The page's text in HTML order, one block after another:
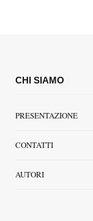
CHI SIAMO
PRESENTAZIONE
CONTATTI
AUTORI